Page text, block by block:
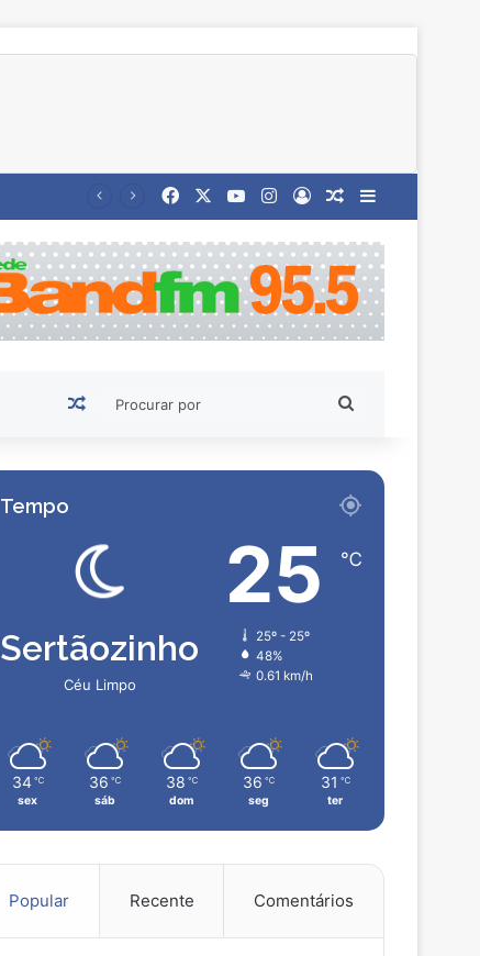
Facebook YouTubeInstagram
EntrarArtigo aleatório
Artigo aleatório
Tempo
Sertãozinho
Céu Limpo
25 ℃
25º - 25º
48%
0.61 km/h
34 ℃
sex
36 ℃
sáb
38 ℃
dom
36 ℃
seg
31 ℃
ter
Popular Recente Comentários